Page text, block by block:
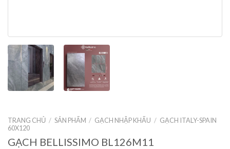
TRANG CHỦ / SẢN PHẨM / GẠCH NHẬP KHẨU / GẠCH ITALY-SPAIN
60X120
GẠCH BELLISSIMO BL126M11